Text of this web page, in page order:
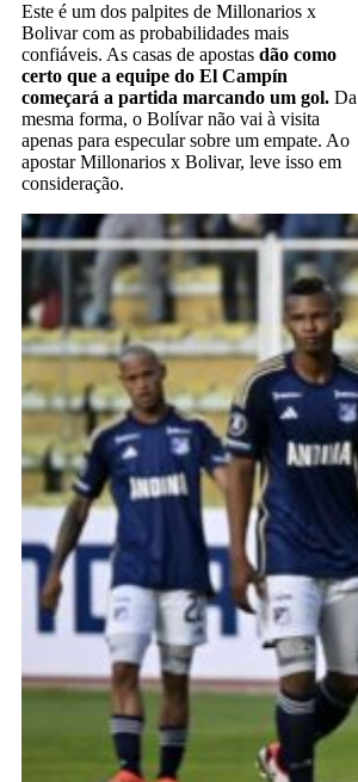
Este é um dos palpites de Millonarios x
Bolivar com as probabilidades mais
confiáveis. As casas de apostas dão como
certo que a equipe do El Campín
começará a partida marcando um gol. Da
mesma forma, o Bolívar não vai à visita
apenas para especular sobre um empate. Ao
apostar Millonarios x Bolivar, leve isso em
consideração.